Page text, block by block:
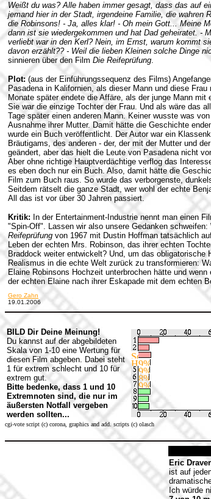
Weißt du was? Alle haben immer gesagt, dass das auf
jemand hier in der Stadt, irgendeine Familie, die
die Robinsons! - Ja, alles klar! - Oh mein Gott... Meine
dann ist sie wiedergekommen und hat Dad geheiratet. -
verliebt war in den Kerl? Nein, im Ernst, warum kommt
davon erzählt?? - Weil die lieben Kleinen solche Dinge
sinnieren über den Film Die Reifeprüfung.
Plot: (aus der Einführungssequenz des Films)
Pasadena in Kalifornien, als dieser Mann und diese
Monate später endete die Affäre, als der junge Mann
Sie war die einzige Tochter der Frau. Und als wäre das
Tage später einen anderen Mann. Keiner wusste was
Ausnahme ihrer Mutter. Damit hätte die Geschichte
wurde ein Buch veröffentlicht. Der Autor war ein
Bräutigams, des anderen - der, der mit der Mutter und
geändert, aber das hielt die Leute von Pasadena nicht
Aber ohne richtige Hauptverdächtige verflog das
es eben doch nur ein Buch. Also, damit hätte die
Film zum Buch raus. So wurde das verborgenste,
Seitdem rätselt die ganze Stadt, wer wohl der echte
All das ist vor über 30 Jahren passiert.
Kritik: In der Entertainment-Industrie nennt man einen
"Spin-Off". Lassen wir also unsere Gedanken
Reifeprüfung von 1967 mit Dustin Hoffman tatsächlich
Leben der echten Mrs. Robinson, das ihrer echten
Braddock weiter entwickelt? Und, um das
Realismus in die echte Welt zurück zu transformieren:
Elaine Robinsons Hochzeit unterbrochen hätte und
der echten Elaine nach ihrer Eskapade mit dem echten
Gero Zahn
19.01.2006
BILD Dir Deine Meinung!
Du kannst auf der abgebildeten
Skala von 1-10 eine Wertung für
diesen Film abgeben. Dabei steht
1 für extrem schlecht und 10 für
extrem gut.
Bitte bedenke, dass 1 und 10
Extremnoten sind, die nur im
äußersten Notfall vergeben
werden sollten...
cgi-vote script (c) corona, graphics and add. scripts (c) olasch
Eric
ist auf
Ich würde